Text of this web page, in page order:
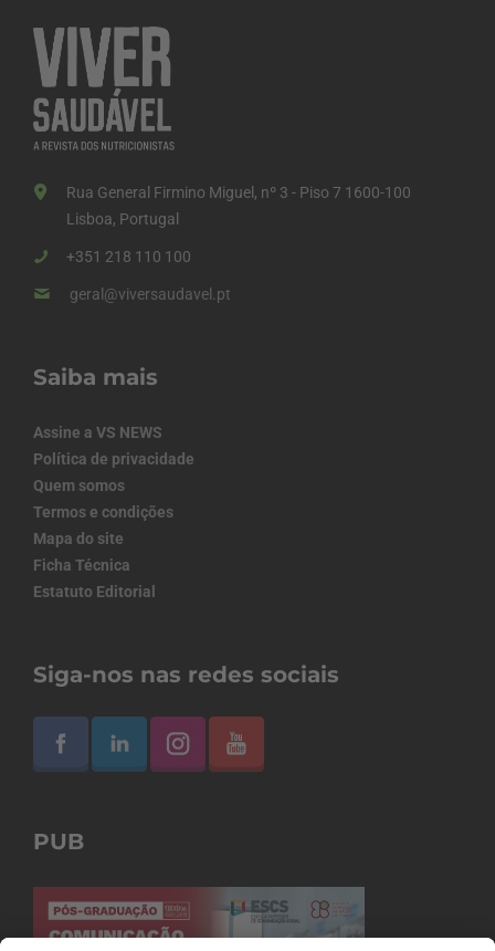
Rua General Firmino Miguel, nº 3 - Piso 7 1600-100
Lisboa, Portugal
+351 218 110 100
geral@viversaudavel.pt
Saiba mais
Assine a VS NEWS
Política de privacidade
Quem somos
Termos e condições
Mapa do site
Ficha Técnica
Estatuto Editorial
Siga-nos nas redes sociais
PUB